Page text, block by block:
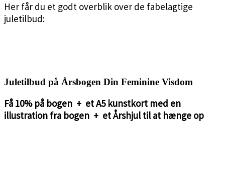
Her får du et godt overblik over de fabelagtige
juletilbud:
Juletilbud på Årsbogen Din Feminine Visdom
Få 10% på bogen + et A5 kunstkort med en
illustration fra bogen + et Årshjul til at hænge op